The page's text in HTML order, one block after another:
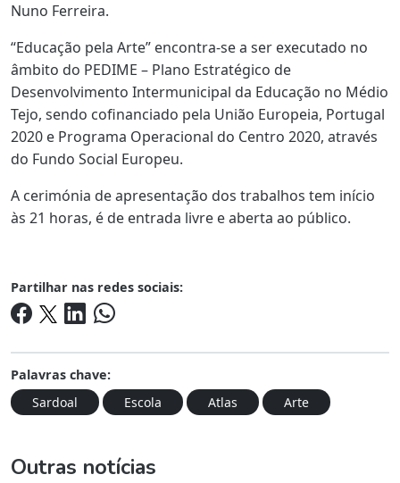
Nuno Ferreira.
“Educação pela Arte” encontra-se a ser executado no
âmbito do PEDIME – Plano Estratégico de
Desenvolvimento Intermunicipal da Educação no Médio
Tejo, sendo cofinanciado pela União Europeia, Portugal
2020 e Programa Operacional do Centro 2020, através
do Fundo Social Europeu.
A cerimónia de apresentação dos trabalhos tem início
às 21 horas, é de entrada livre e aberta ao público.
Partilhar nas redes sociais:
Palavras chave:
Sardoal
Escola Atlas Arte
Outras notícias